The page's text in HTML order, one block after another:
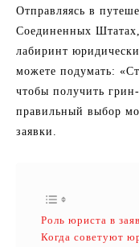
Отправляясь в
Соединенных
лабиринт
можете подумать:
чтобы получить
правильный выбор
заявки.
Роль юриста в
Когда советуют